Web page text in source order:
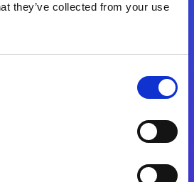
they’ve collected from your use
合せ